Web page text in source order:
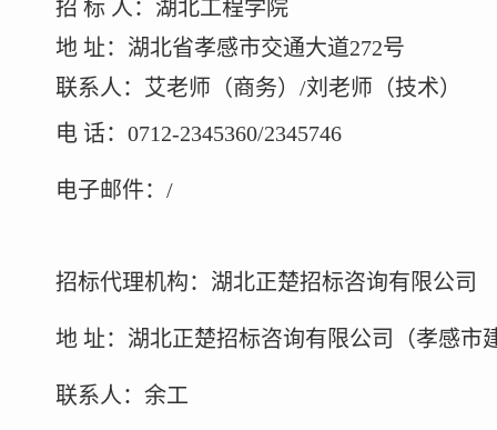
招 标 人：湖北工程学院
地 址：湖北省孝感市交通大道272号
联系人：艾老师（商务） /刘老师（技术）
电 话： 0712-2345360/2345746
电子邮件： /
招标代理机构：湖北正楚招标咨询有限公司
地 址：湖北正楚招标咨询有限公司（孝感市
联系人：余工